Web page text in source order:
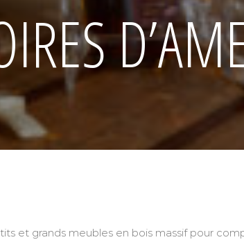
et grands meubles en bois massif pour